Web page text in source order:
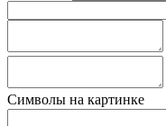
Символы на картинке